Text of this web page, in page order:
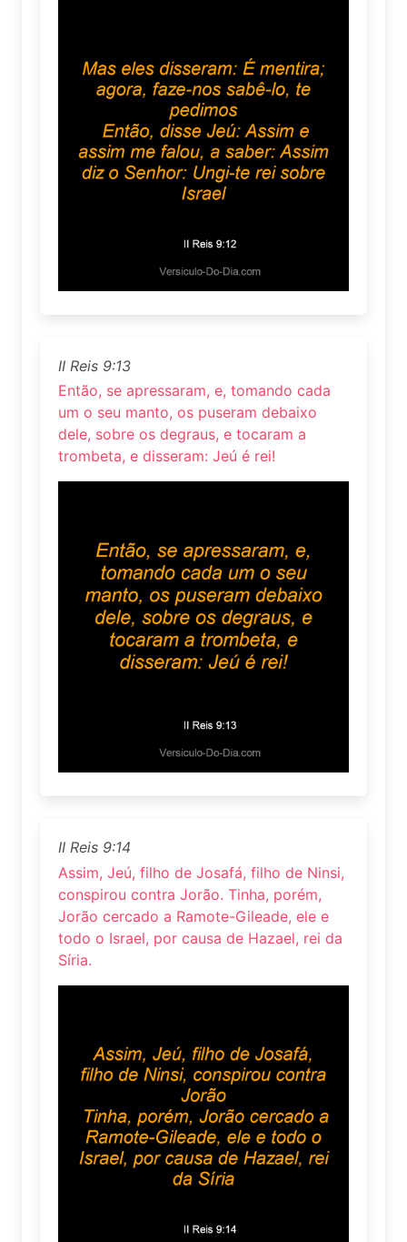
II Reis 9:13
Então, se apressaram, e, tomando cada
um o seu manto, os puseram debaixo
dele, sobre os degraus, e tocaram a
trombeta, e disseram: Jeú é rei!
II Reis 9:14
Assim, Jeú, filho de Josafá, filho de Ninsi,
conspirou contra Jorão. Tinha, porém,
Jorão cercado a Ramote-Gileade, ele e
todo o Israel, por causa de Hazael, rei da
Síria.